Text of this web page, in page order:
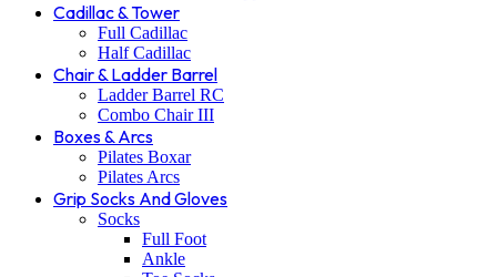
Cadillac & Tower
Full Cadillac
Half Cadillac
Chair & Ladder Barrel
Ladder Barrel RC
Combo Chair III
Boxes & Arcs
Pilates Boxar
Pilates Arcs
Grip Socks And Gloves
Socks
Full Foot
Ankle